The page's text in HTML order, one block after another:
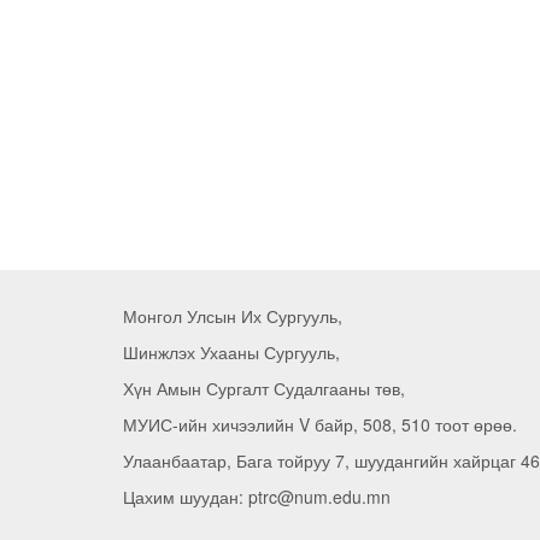
Монгол Улсын Их Сургууль,
Шинжлэх Ухааны Сургууль,
Хүн Амын Сургалт Судалгааны төв,
МУИС-ийн хичээлийн V байр, 508, 510 тоот өрөө.
Улаанбаатар, Бага тойруу 7, шуудангийн хайрцаг
Цахим шуудан: ptrc@num.edu.mn